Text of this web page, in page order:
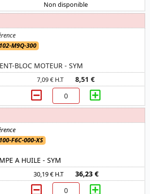
Non disponible
M9Q-300
BLOC MOTEUR - SYM
7,09 € H.T 8,51 €
F6C-000-XS
A HUILE - SYM
30,19 € H.T 36,23 €